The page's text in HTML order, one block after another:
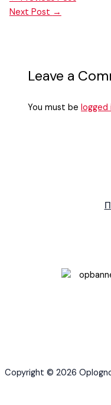
Next Post →
Leave a
You must belogged
Copyright © 2026